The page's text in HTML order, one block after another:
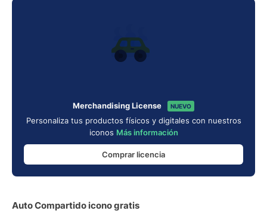
Merchandising License NUEVO
Personaliza tus productos físicos y digitales con nuestros
iconos Más información
Comprar licencia
Auto Compartido icono gratis